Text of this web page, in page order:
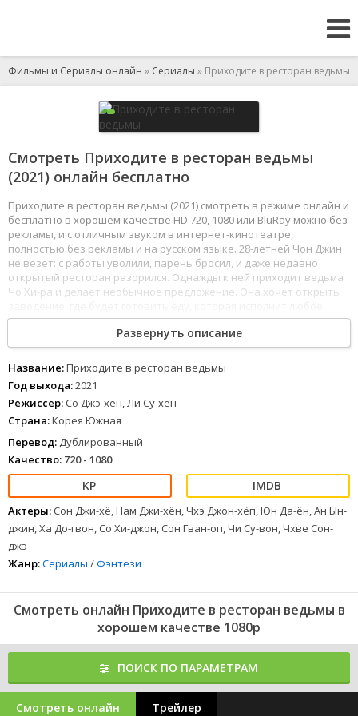
Фильмы и Сериалы онлайн » Сериалы » Приходите в ресторан ведьмы
Смотреть Приходите в ресторан ведьмы
(2021) онлайн бесплатно
Приходите в ресторан ведьмы (2021) смотреть в режиме онлайн и
бесплатно в хорошем качестве HD 720, 1080 или BluRay можно без
рекламы, и с отличным звуком в интернет-кинотеатре,
полностью без рекламы и на русском языке. 28-летней Чон Джин
не везет: с работы уволили, парень бросил, и даже недавно
открытый ресторан разорился. Однажды к ней приходит ведьма
Чо Хи-ра и делает необычное предложение. Она хочет открыть
желание клиента, а тот в обмен даст ведьме, что она хочет.
Но Чон Джин настроена скептически. Однако, отведав блюдо Хи-
ры, девушка соглашается. Так они начинают работать вместе.
1 234 5 6 78
Развернуть описание
Название:Приходите в ресторан ведьмы
Год выхода:2021
Режиссер: Со Джэ-хён, Ли Су-хён
Страна:Корея Южная
Перевод: Дублированный
Качество: 720 - 1080
Актеры: Сон Джи-хё, Нам Джи-хён, Чхэ Джон-хёп, Юн Да-ён, Ан Ын-
джин, Ха До-гвон, Со Хи-джон, Сон Гван-оп, Чи Су-вон, Чхве Сон-
джэ
Жанр:Сериалы /Фэнтези
Смотреть онлайн Приходите в ресторан ведьмы в
хорошем качестве 1080p
ПОИСК ПО ПАРАМЕТРАМ
Смотреть онлайн Трейлер